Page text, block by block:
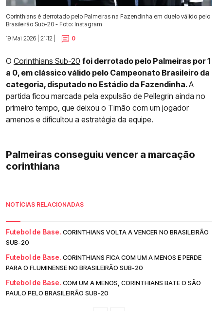
Corinthians é derrotado pelo Palmeiras na Fazendinha em duelo válido pelo
Brasileirão Sub-20 - Foto: Instagram
19 Mai 2026 | 21:12 |
0
O Corinthians Sub-20 foi derrotado pelo Palmeiras por 1
a 0, em clássico válido pelo Campeonato Brasileiro da
categoria, disputado no Estádio da Fazendinha.A
partida ficou marcada pela expulsão de Pellegrin ainda no
primeiro tempo, que deixou o Timão com um jogador
amenos e dificultou a estratégia da equipe.
Palmeiras conseguiu vencer a marcação
corinthiana
NOTÍCIAS RELACIONADAS
Futebol de Base. CORINTHIANS VOLTA A VENCER NO BRASILEIRÃO
SUB-20
Futebol de Base. CORINTHIANS FICA COM UM A MENOS E PERDE
PARA O FLUMINENSE NO BRASILEIRÃO SUB-20
Futebol de Base. COM UM A MENOS, CORINTHIANS BATE O SÃO
PAULO PELO BRASILEIRÃO SUB-20